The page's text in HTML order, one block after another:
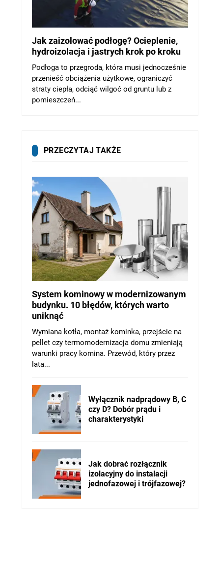
Jak zaizolować podłogę? Ocieplenie,
hydroizolacja i jastrych krok po kroku
Podłoga to przegroda, która musi jednocześnie
przenieść obciążenia użytkowe, ograniczyć
straty ciepła, odciąć wilgoć od gruntu lub z
pomieszczeń...
PRZECZYTAJ TAKŻE
System kominowy w modernizowanym
budynku. 10 błędów, których warto
uniknąć
Wymiana kotła, montaż kominka, przejście na
pellet czy termomodernizacja domu zmieniają
warunki pracy komina. Przewód, który przez
lata...
Wyłącznik nadprądowy B, C
czy D? Dobór prądu i
charakterystyki
Jak dobrać rozłącznik
izolacyjny do instalacji
jednofazowej i trójfazowej?